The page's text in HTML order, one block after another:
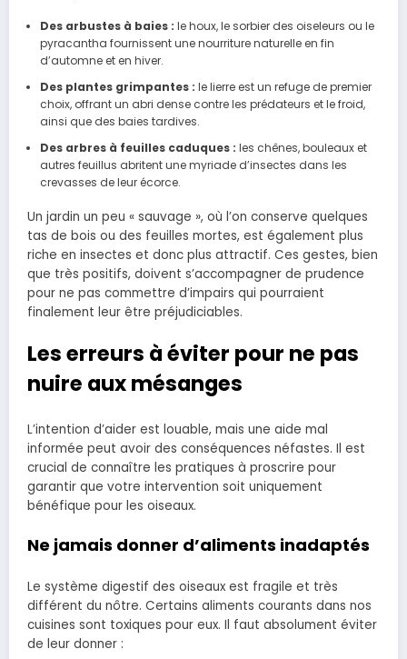
Des arbustes à baies : le houx, le sorbier des oiseleurs ou le
pyracantha fournissent une nourriture naturelle en fin
d’automne et en hiver.
Des plantes grimpantes : le lierre est un refuge de premier
choix, offrant un abri dense contre les prédateurs et le froid,
ainsi que des baies tardives.
Des arbres à feuilles caduques : les chênes, bouleaux et
autres feuillus abritent une myriade d’insectes dans les
crevasses de leur écorce.
Un jardin un peu « sauvage », où l’on conserve quelques
tas de bois ou des feuilles mortes, est également plus
riche en insectes et donc plus attractif. Ces gestes, bien
que très positifs, doivent s’accompagner de prudence
pour ne pas commettre d’impairs qui pourraient
finalement leur être préjudiciables.
Les erreurs à éviter pour ne pas
nuire aux mésanges
L’intention d’aider est louable, mais une aide mal
informée peut avoir des conséquences néfastes. Il est
crucial de connaître les pratiques à proscrire pour
garantir que votre intervention soit uniquement
bénéfique pour les oiseaux.
Ne jamais donner d’aliments inadaptés
Le système digestif des oiseaux est fragile et très
différent du nôtre. Certains aliments courants dans nos
cuisines sont toxiques pour eux. Il faut absolument éviter
de leur donner :